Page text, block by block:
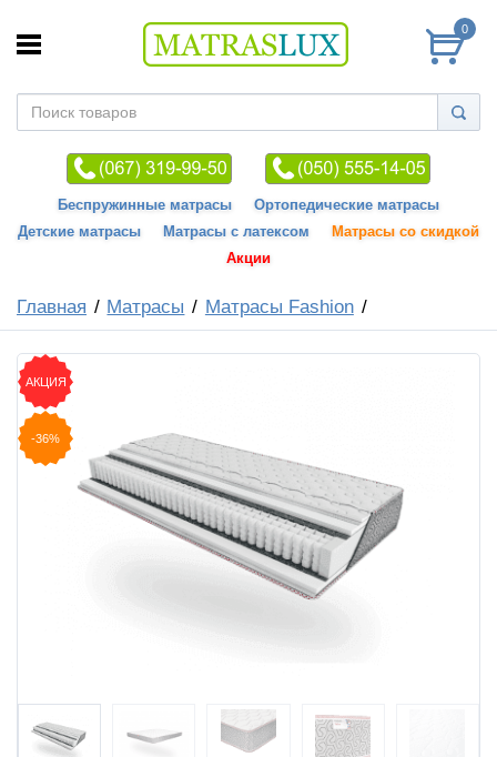
0
Беспружинные матрасы
Ортопедические матрасы
Детские матрасы
Матрасы с латексом
Матрасы со скидкой
Акции
Главная Матрасы Матрасы Fashion
АКЦИЯ
-36%